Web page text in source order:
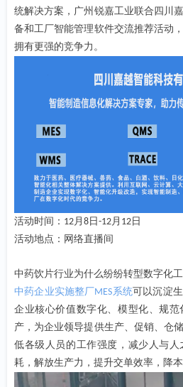
统解决方案，广州锐嘉工业联合四川
备和工厂智能管理软件交流推荐活动
拥有更强的竞争力。
活动时间： 12月 8 日 -12月 12 日
活动地点：网络直播间
中药饮片行业为什么纷纷转型数字化
中药企业实施整厂MES系统可以沉淀
企业核心价值数字化、模型化、规
产，为企业领导提供生产、促销、仓
低各级人员的工作强度，减少人与
耗，解放生产力，提升交单效率，降本